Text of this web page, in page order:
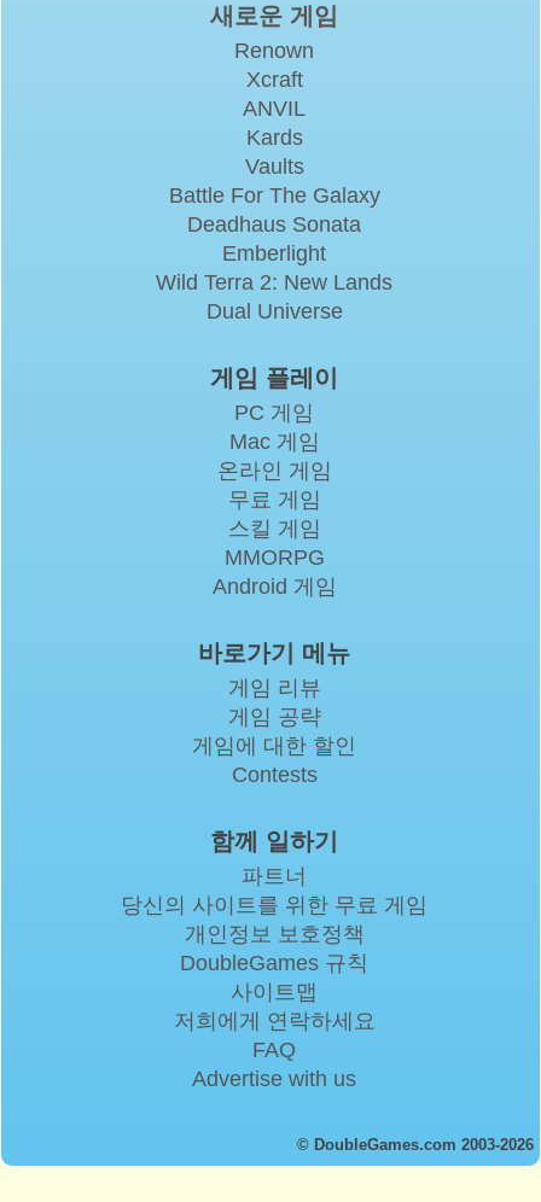
새로운 게임
Renown
Xcraft
ANVIL
Kards
Vaults
Battle For The Galaxy
Deadhaus Sonata
Emberlight
Wild Terra 2: New Lands
Dual Universe
게임 플레이
PC 게임
Mac 게임
온라인 게임
무료 게임
스킬 게임
MMORPG
Android 게임
바로가기 메뉴
게임 리뷰
게임 공략
게임에 대한 할인
Contests
함께 일하기
파트너
당신의 사이트를 위한 무료 게임
개인정보 보호정책
DoubleGames 규칙
사이트맵
저희에게 연락하세요
FAQ
Advertise with us
© DoubleGames.com 2003-2026